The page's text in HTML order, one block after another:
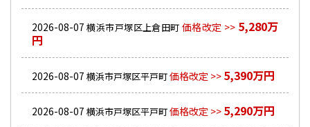
2026-08-07 横浜市戸塚区上倉田町 価格改定 >> 5,280万
円
2026-08-07 横浜市戸塚区平戸町価格改定 >> 5,390万円
2026-08-07 横浜市戸塚区平戸町価格改定 >> 5,290万円